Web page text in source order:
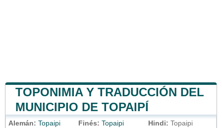
TOPONIMIA Y TRADUCCIÓN DEL
MUNICIPIO DE TOPAIPÍ
Alemán: Topaipi Finés: Topaipi Hindi: Topaipi